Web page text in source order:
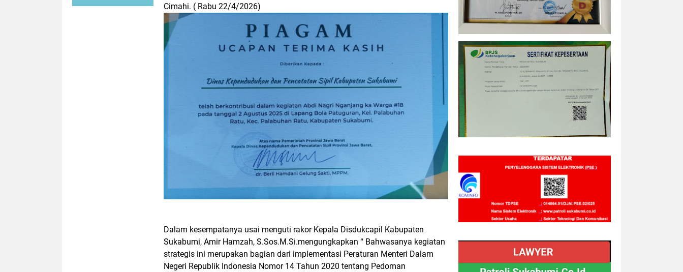
Cimahi. ( Rabu 22/4/2026)
Dalam kesempatanya usai menguti rakor Kepala Disdukcapil Kabupaten
Sukabumi, Amir Hamzah, S.Sos.M.Si.mengungkapkan “ Bahwasanya kegiatan
strategis ini merupakan bagian dari implementasi Peraturan Menteri Dalam
Negeri Republik Indonesia Nomor 14 Tahun 2020 tentang Pedoman